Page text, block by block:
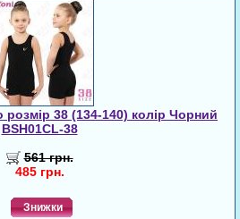
38 (134-140) колір Чорний
BSH01CL-38
561 грн.
485 грн.
Знижки